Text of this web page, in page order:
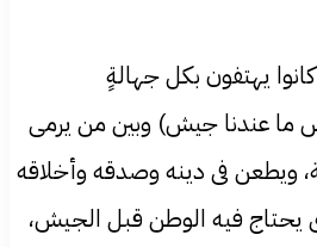
يهتفون بكل جهالةٍ
عندنا جيش) وبين من يرمی
ويطعن فی دينه وصدقه وأخلاقه
يحتاج فيه الوطن قبل الجيش،